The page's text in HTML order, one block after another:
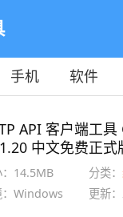
手机 软件
API 客户端工具
中文免费正式
：14.5MB 分类：
：Windows
更新